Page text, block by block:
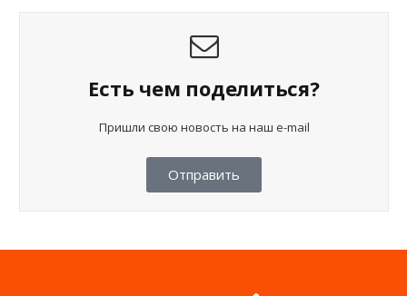
Есть чем поделиться?
Пришли свою новость на наш e-mail
Отправить